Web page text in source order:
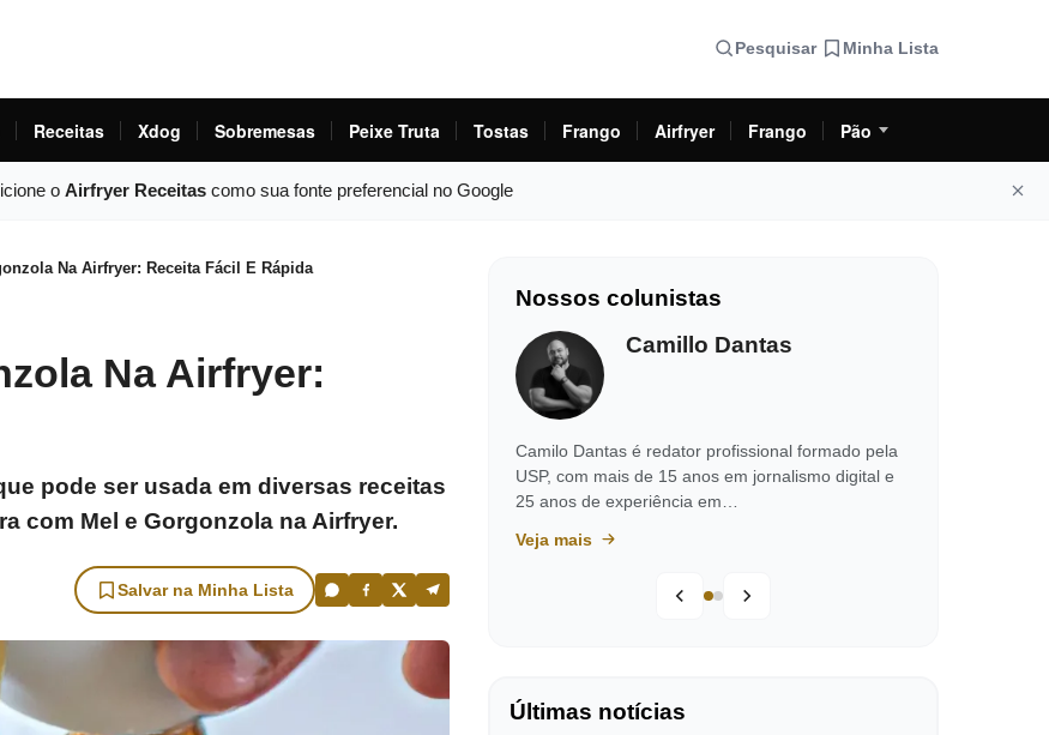
Pesquisar Minha Lista
Receitas Xdog Sobremesas Peixe Truta Tostas Frango Airfryer Frango Pão
o Airfryer Receitas como sua fonte preferencial no Google
Na Airfryer: Receita Fácil E Rápida
Na Airfryer:
pode ser usada em diversas receitas
com Mel e Gorgonzola na Airfryer.
Salvar na Minha Lista
Nossos colunistas
Camillo Dantas
Camilo Dantas é redator profissional formado pela
USP, com mais de 15 anos em jornalismo digital e
25 anos de experiência em…
Veja mais
Últimas notícias